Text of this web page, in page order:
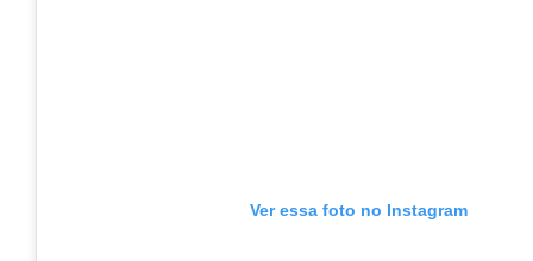
Ver essa foto no Instagram